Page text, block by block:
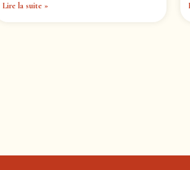
Lire la suite »